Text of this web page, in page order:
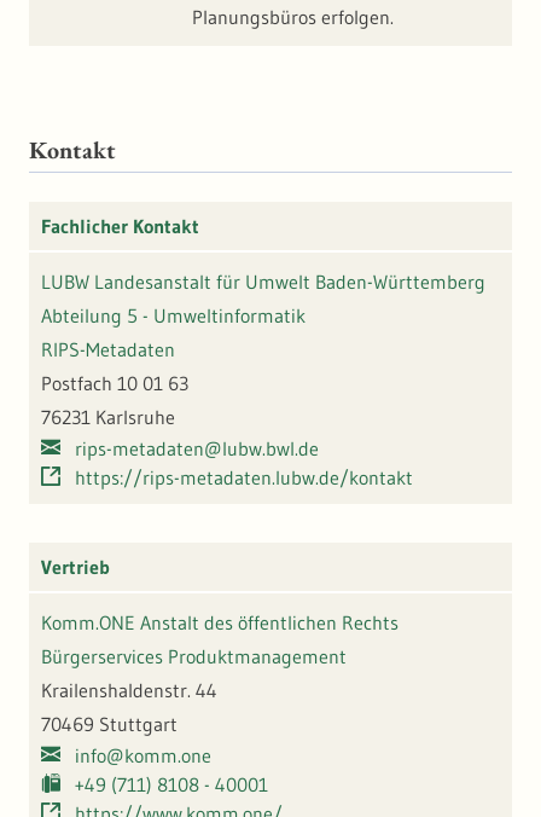
Planungsbüros erfolgen.
Kontakt
Fachlicher Kontakt
LUBW Landesanstalt für Umwelt Baden-Württemberg
Abteilung 5 - Umweltinformatik
RIPS-Metadaten
Postfach 10 01 63
76231 Karlsruhe
rips-metadaten@lubw.bwl.de
https://rips-metadaten.lubw.de/kontakt
Vertrieb
Komm.ONE Anstalt des öffentlichen Rechts
Bürgerservices Produktmanagement
Krailenshaldenstr. 44
70469 Stuttgart
info@komm.one
+49 (711) 8108 - 40001